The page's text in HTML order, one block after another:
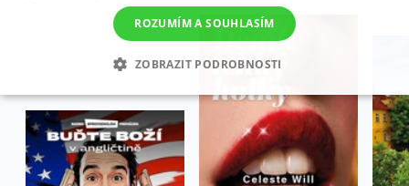
ROZUMÍM A SOUHLASÍM
ZOBRAZIT PODROBNOSTI
NEZBYTNÉ ANALYTICKÉ MARKETINGOVÉ
FUNKČNÍ NEZAŘAZENÉ SOUBORY